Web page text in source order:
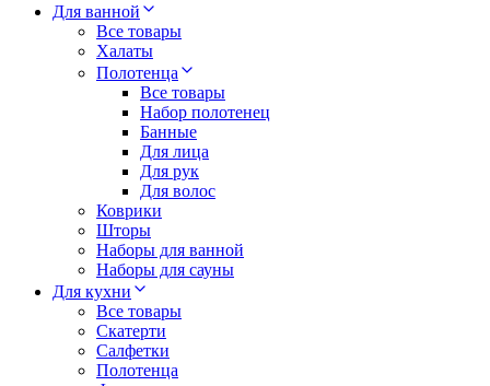
Для ванной
Все товары
Халаты
Полотенца
Все товары
Набор полотенец
Банные
Для лица
Для рук
Для волос
Коврики
Шторы
Наборы для ванной
Наборы для сауны
Для кухни
Все товары
Скатерти
Салфетки
Полотенца